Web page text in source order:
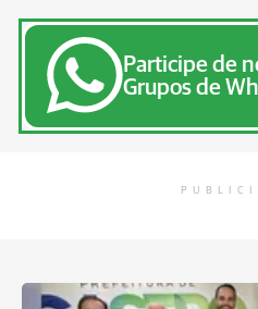
Participe de
Grupos de